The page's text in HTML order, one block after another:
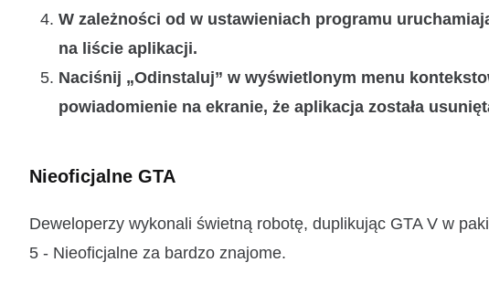
W zależności od w ustawieniach programu
na liście aplikacji.
Naciśnij „Odinstaluj” w wyświetlonym menu
powiadomienie na ekranie, że aplikacja została
Nieoficjalne GTA
Deweloperzy wykonali świetną robotę, duplikując GTA V w
5 - Nieoficjalne za bardzo znajome.